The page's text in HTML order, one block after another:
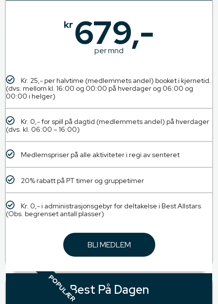
kr679,-
per mnd
Kr. 25,- per halvtime (medlemmets andel) booket i kjernetid.
(dvs. mellom kl. 16:00 og 00:00 på hverdager og 06:00 og
00:00 i helger)
Kr. 0,- for spill på dagtid (medlemmets andel) på hverdager
(dvs. kl. 06:00 – 16:00)
Medlemspriser på alle aktiviteter i regi av senteret
20% rabatt på PT timer og gruppetimer
Kr. 0,- i administrasjonsgebyr for deltakelse i Best Allstars
(Obs. begrenset antall plasser)
BLI MEDLEM
POPULÆRBest På Dagen